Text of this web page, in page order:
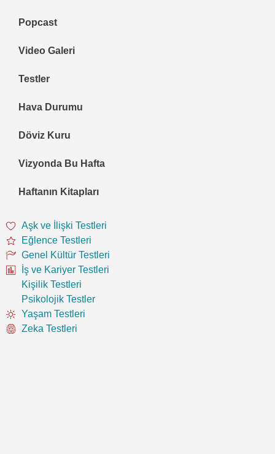
Popcast
Video Galeri
Testler
Hava Durumu
Döviz Kuru
Vizyonda Bu Hafta
Haftanın Kitapları
Aşk ve İlişki Testleri
Eğlence Testleri
Genel Kültür Testleri
İş ve Kariyer Testleri
Kişilik Testleri
Psikolojik Testler
Yaşam Testleri
Zeka Testleri